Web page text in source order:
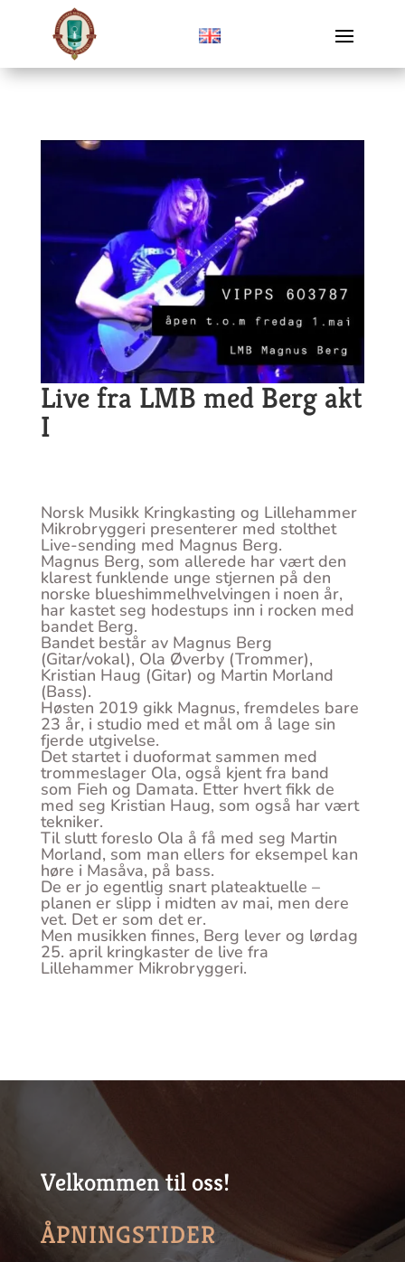
Live fra LMB med Berg akt
I
Norsk Musikk Kringkasting og Lillehammer
Mikrobryggeri presenterer med stolthet
Live-sending med Magnus Berg.
Magnus Berg, som allerede har vært den
klarest funklende unge stjernen på den
norske blueshimmelhvelvingen i noen år,
har kastet seg hodestups inn i rocken med
bandet Berg.
Bandet består av Magnus Berg
(Gitar/vokal), Ola Øverby (Trommer),
Kristian Haug (Gitar) og Martin Morland
(Bass).
Høsten 2019 gikk Magnus, fremdeles bare
23 år, i studio med et mål om å lage sin
fjerde utgivelse.
Det startet i duoformat sammen med
trommeslager Ola, også kjent fra band
som Fieh og Damata. Etter hvert fikk de
med seg Kristian Haug, som også har vært
tekniker.
Til slutt foreslo Ola å få med seg Martin
Morland, som man ellers for eksempel kan
høre i Masåva, på bass.
De er jo egentlig snart plateaktuelle –
planen er slipp i midten av mai, men dere
vet. Det er som det er.
Men musikken finnes, Berg lever og lørdag
25. april kringkaster de live fra
Lillehammer Mikrobryggeri.
Velkommen til oss!
ÅPNINGSTIDER